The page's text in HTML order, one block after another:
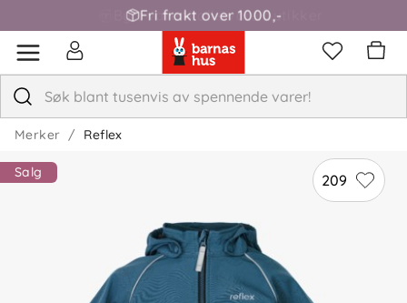
Fri frakt over 1000,-
Merker Reflex
209
Salg